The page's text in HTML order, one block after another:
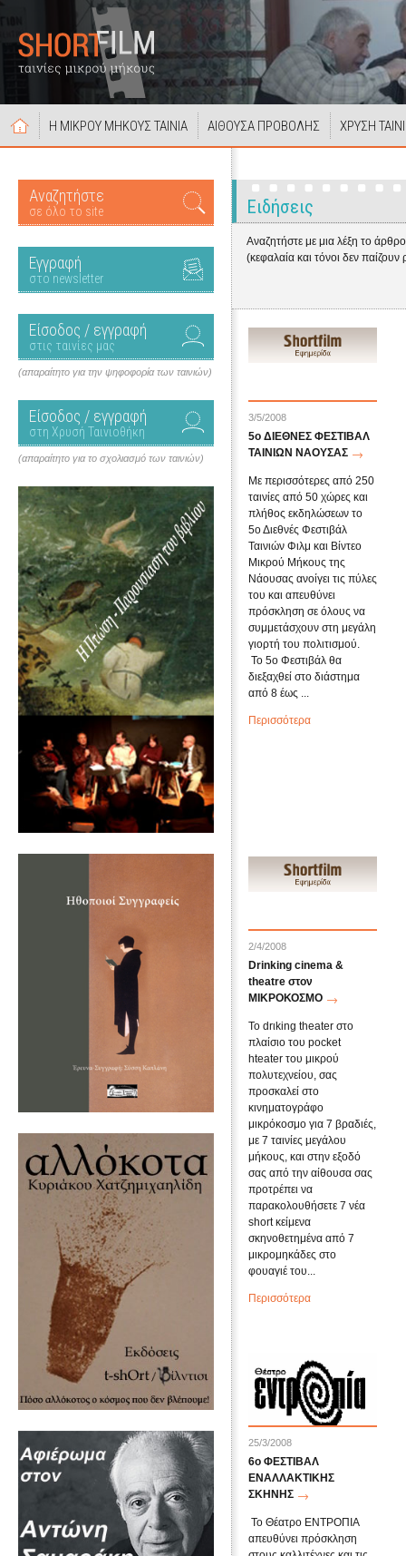
Η ΜΙΚΡΟΥ ΜΗΚΟΥΣ ΤΑΙΝΙΑ ΑΙΘΟΥΣΑ ΠΡΟΒΟΛΗΣ ΧΡΥΣΗ
Αναζητήστε
σε όλο το site
Εγγραφή
στο newsletter
Είσοδος / εγγραφή
στις ταινίες μας
(απαραίτητο για την ψηφοφορία των ταινιών)
Είσοδος / εγγραφή
στη Χρυσή Ταινιοθήκη
(απαραίτητο για το σχολιασμό των ταινιών)
Ειδήσεις
Αναζητήστε με μια λέξη το
(κεφαλαία και τόνοι δεν παίζουν
3/5/2008
5ο ΔΙΕΘΝΕΣ ΦΕΣΤΙΒΑΛ
ΤΑΙΝΙΩΝ ΝΑΟΥΣΑΣ
Με περισσότερες από 250
ταινίες από 50 χώρες και
πλήθος εκδηλώσεων το
5ο Διεθνές Φεστιβάλ
Ταινιών Φιλμ και Βίντεο
Μικρού Μήκους της
Νάουσας ανοίγει τις πύλες
του και απευθύνει
πρόσκληση σε όλους να
συμμετάσχουν στη μεγάλη
γιορτή του πολιτισμού.
Το 5ο Φεστιβάλ θα
διεξαχθεί στο διάστημα
από 8 έως ...
Περισσότερα
2/4/2008
Drinking cinema &
theatre στον
ΜΙΚΡΟΚΟΣΜΟ
Το drιking theater στο
πλαίσιο του pocket
hteater του μικρού
πολυτεχνείου, σας
προσκαλεί στο
κινηματογράφο
μικρόκοσμο για 7 βραδιές,
με 7 ταινίες μεγάλου
μήκους, και στην εξοδό
σας από την αίθουσα σας
προτρέπει να
παρακολουθήσετε 7 νέα
short κείμενα
σκηνοθετημένα από 7
μικρομηκάδες στο
φουαγιέ του...
Περισσότερα
25/3/2008
6o ΦΕΣΤΙΒΑΛ
ΕΝΑΛΛΑΚΤΙΚΗΣ
ΣΚΗΝΗΣ
Το Θέατρο ΕΝΤΡΟΠΙΑ
απευθύνει πρόσκληση